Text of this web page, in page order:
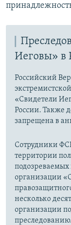
Иеговы» в
Российский
«Свидетели
России. Также
запрещена в
Сотрудники
территории
подозреваемых
организации
несколько
организации
преследованию.